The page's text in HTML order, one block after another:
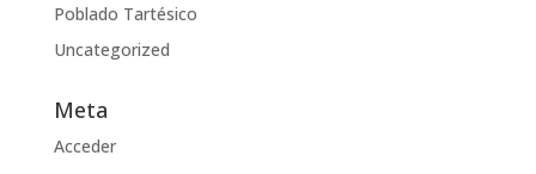
Poblado Tartésico
Uncategorized
Meta
Acceder